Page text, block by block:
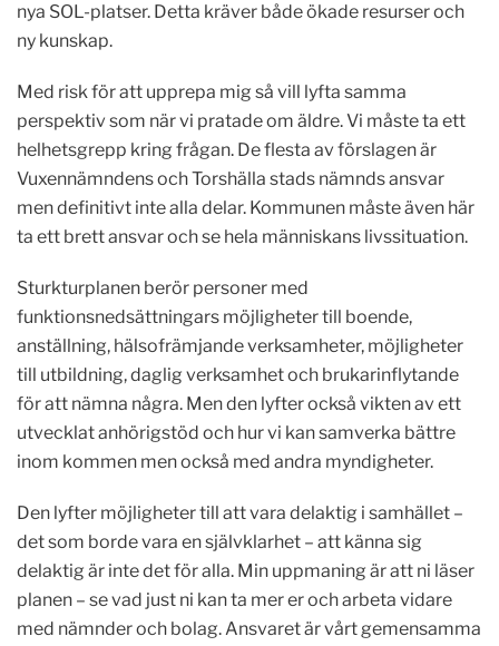
nya SOL-platser. Detta kräver både ökade resurser och
ny kunskap.
Med risk för att upprepa mig så vill lyfta samma
perspektiv som när vi pratade om äldre. Vi måste ta ett
helhetsgrepp kring frågan. De flesta av förslagen är
Vuxennämndens och Torshälla stads nämnds ansvar
men definitivt inte alla delar. Kommunen måste även här
ta ett brett ansvar och se hela människans livssituation.
Sturkturplanen berör personer med
funktionsnedsättningars möjligheter till boende,
anställning, hälsofrämjande verksamheter, möjligheter
till utbildning, daglig verksamhet och brukarinflytande
för att nämna några. Men den lyfter också vikten av ett
utvecklat anhörigstöd och hur vi kan samverka bättre
inom kommen men också med andra myndigheter.
Den lyfter möjligheter till att vara delaktig i samhället –
det som borde vara en självklarhet – att känna sig
delaktig är inte det för alla. Min uppmaning är att ni läser
planen – se vad just ni kan ta mer er och arbeta vidare
med nämnder och bolag. Ansvaret är vårt gemensamma